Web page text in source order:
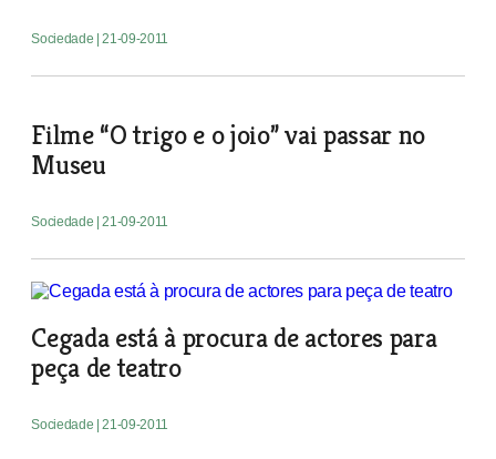
Sociedade | 21-09-2011
Filme “O trigo e o joio” vai passar no
Museu
Sociedade | 21-09-2011
Cegada está à procura de actores para
peça de teatro
Sociedade | 21-09-2011